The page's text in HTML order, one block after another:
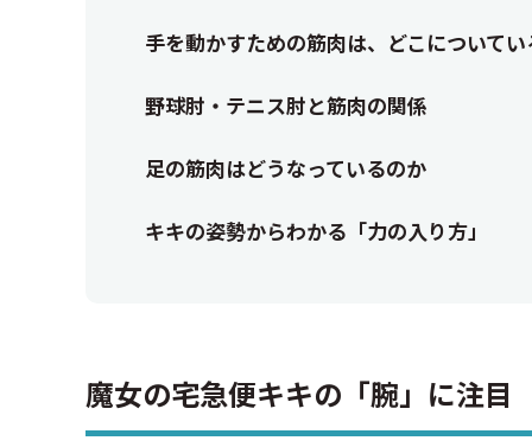
手を動かすための筋肉は、どこについて
野球肘・テニス肘と筋肉の関係
足の筋肉はどうなっているのか
キキの姿勢からわかる「力の入り方」
魔女の宅急便キキの「腕」に注目